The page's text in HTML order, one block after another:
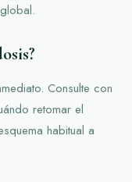
Consulte con
retomar el
habitual a